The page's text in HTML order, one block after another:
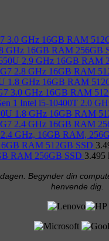
3.0 GHz 16GB RAM
GHz 16GB RAM 256GB
2.9 GHz 16GB RAM
2.8 GHz 16GB RAM
1.8 GHz 16GB RAM
3.0 GHz 16GB RAM
1 Intel i5-10400T 2.0
1.8 GHz 16GB RAM
2.4 GHz 16GB RAM
GHz, 16GB RAM,
RAM 512GB SSD
RAM 256GB SSD 3.495
Begynder din
henvende dig.